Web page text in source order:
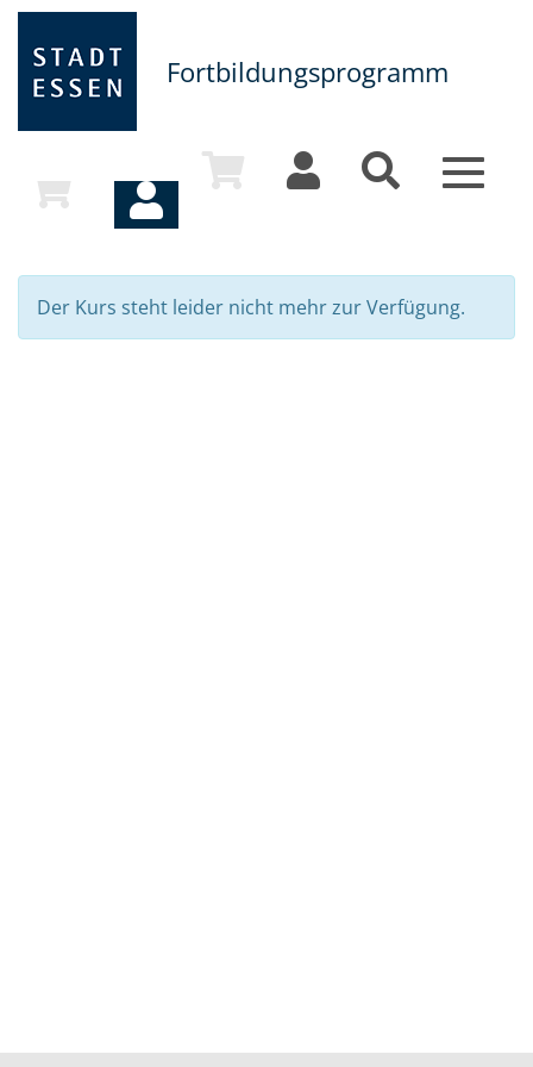
Fortbildungsprogramm
Toggle
Der Kurs steht leider nicht mehr zur Verfügung.